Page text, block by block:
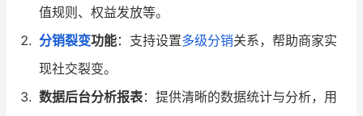
值规则、权益发放等。
分销裂变功能：支持设置多级分销关系，帮助商家实
现社交裂变。
数据后台分析报表：提供清晰的数据统计与分析，用